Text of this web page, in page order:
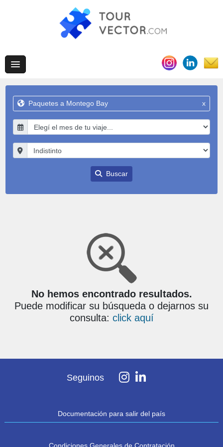
Paquetes a Montego Bay x
Buscar
No hemos encontrado resultados.
Puede modificar su búsqueda o dejarnos su
consulta: click aquí
Seguinos
Documentación para salir del país